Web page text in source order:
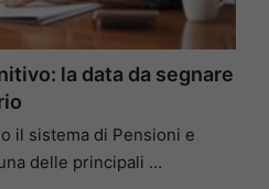
la data da segnare
il sistema di Pensioni e
delle principali …